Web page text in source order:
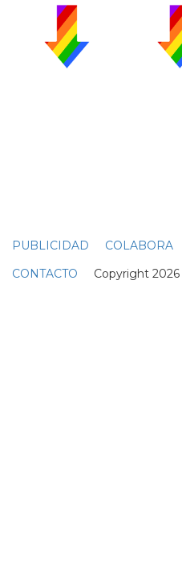
PUBLICIDAD COLABORA
CONTACTO Copyright 2026